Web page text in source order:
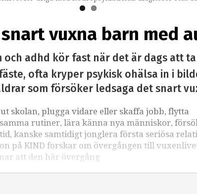
vuxna barn med
och adhd kör fast när det är dags att
ofta kryper psykisk ohälsa in i
som försöker ledsaga det snart
skolan, plugga vidare eller skaffa jobb, flytta
rutiner, lära känna nya människor,
kanske samtidigt jonglera första seriösa
på KIND forskar om övergången till
att den här övergång